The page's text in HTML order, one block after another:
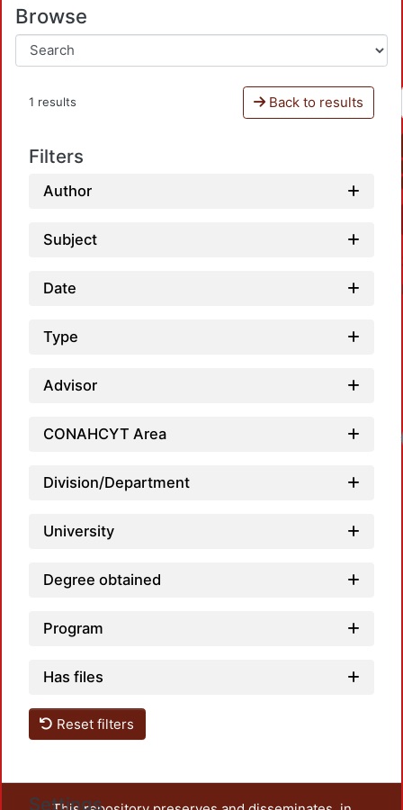
Browse
1 results Back to results
Filters
Author
Subject
Date
Type
Advisor
CONAHCYT Area
Division/Department
University
Degree obtained
Program
Has files
Reset filters
Settings